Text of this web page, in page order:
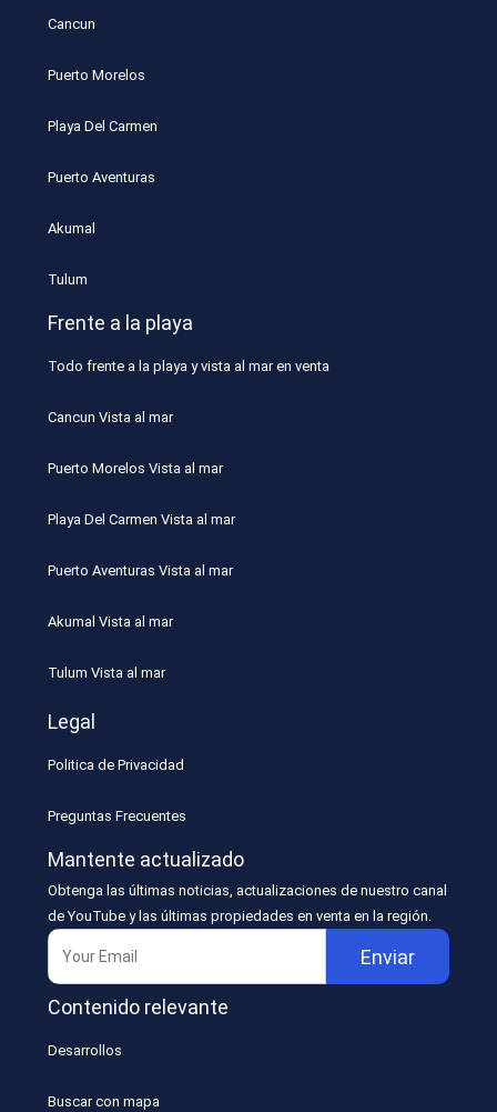
Cancun
Puerto Morelos
Playa Del Carmen
Puerto Aventuras
Akumal
Tulum
Frente a la playa
Todo frente a la playa y vista al mar en venta
Cancun Vista al mar
Puerto Morelos Vista al mar
Playa Del Carmen Vista al mar
Puerto Aventuras Vista al mar
Akumal Vista al mar
Tulum Vista al mar
Legal
Politica de Privacidad
Preguntas Frecuentes
Mantente actualizado
Obtenga las últimas noticias, actualizaciones de nuestro canal
de YouTube y las últimas propiedades en venta en la región.
Enviar
Contenido relevante
Desarrollos
Buscar con mapa